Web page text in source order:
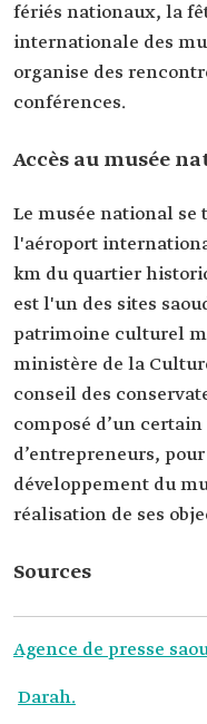
fériés nationaux, la
internationale des
organise des
conférences.
Accès au musée
Le musée national se
l'aéroport
km du quartier
est l'un des sites
patrimoine culturel
ministère de la
conseil des
composé d’un
d’entrepreneurs,
développement du
réalisation de ses
Sources
Agence de presse
Darah.